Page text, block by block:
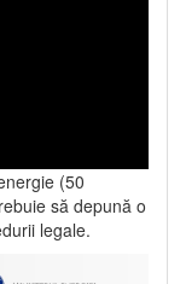
(50
să depună o
legale.